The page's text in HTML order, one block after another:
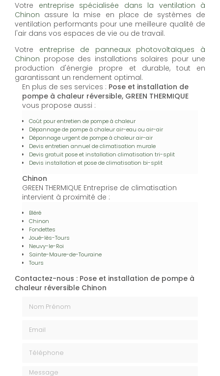
Votre entreprise spécialisée dans la ventilation à
Chinon assure la mise en place de systèmes de
ventilation performants pour une meilleure qualité de
l'air dans vos espaces de vie ou de travail.
Votre entreprise de panneaux photovoltaïques à
Chinon propose des installations solaires pour une
production d'énergie propre et durable, tout en
garantissant un rendement optimal.
En plus de ses services : Pose et installation de
pompe à chaleur réversible, GREEN THERMIQUE
vous propose aussi :
Coût pour entretien de pompe à chaleur
Dépannage de pompe à chaleur air-eau ou air-air
Dépannage urgent de pompe à chaleur air-air
Devis entretien annuel de climatisation murale
Devis gratuit pose et installation climatisation tri-split
Devis installation et pose de climatisation bi-split
Chinon
GREEN THERMIQUE Entreprise de climatisation
intervient à proximité de :
Bléré
Chinon
Fondettes
Joué-lès-Tours
Neuvy-le-Roi
Sainte-Maure-de-Touraine
Tours
Contactez-nous : Pose et installation de pompe à
chaleur réversible Chinon
Message